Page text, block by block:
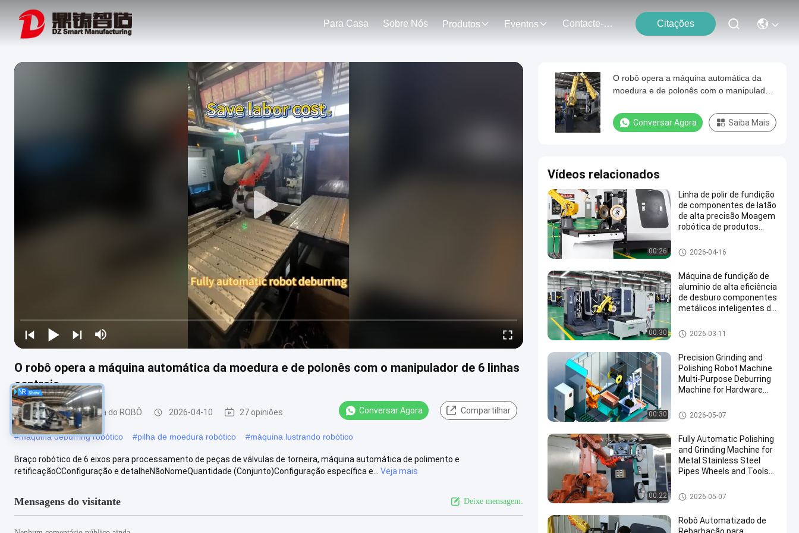
Para Casa Sobre Nós Produtos Eventos Contacte-Nos Citações
O robô opera a máquina automática da moedura e de polonês com o manipulador de 6 linhas
centrais
Máquina de moedura do ROBÔ 2026-04-10 27 opiniões Conversar Agora Compartilhar
#máquina deburring robótico #pilha de moedura robótico #máquina lustrando robótico
Braço robótico de 6 eixos para processamento de peças de válvulas de torneira, máquina automática de polimento e
retificaçãoCConfiguração e detalheNãoNomeQuantidade (Conjunto)Configuração específica e...
Veja mais
Mensagens do visitante Deixe mensagem.
O robô opera a máquina automática da
moedura e de polonês com o manipulador
Conversar Agora Saiba Mais
Vídeos relacionados
00:26
Linha de polir de fundição
de componentes de latão
de alta precisão Moagem
robótica de produtos
processamento de
metais
Máquina de moedura do ROB
Ô
2026-04-16
00:30
Máquina de fundição de
alumínio de alta eficiência
de desburo componentes
metálicos inteligentes de
robótico com controle de
força
Máquina de polonês de moed
ura automática
2026-03-11
00:30
Precision Grinding and
Polishing Robot Machine
Multi-Purpose Deburring
Machine for Hardware
Manufacturing
Máquina de moagem e polime
nto
2026-05-07
00:22
Fully Automatic Polishing
and Grinding Machine for
Metal Stainless Steel
Pipes Wheels and Tools
Equipment
Máquina de moagem e polime
nto
2026-05-07
Robô Automatizado de